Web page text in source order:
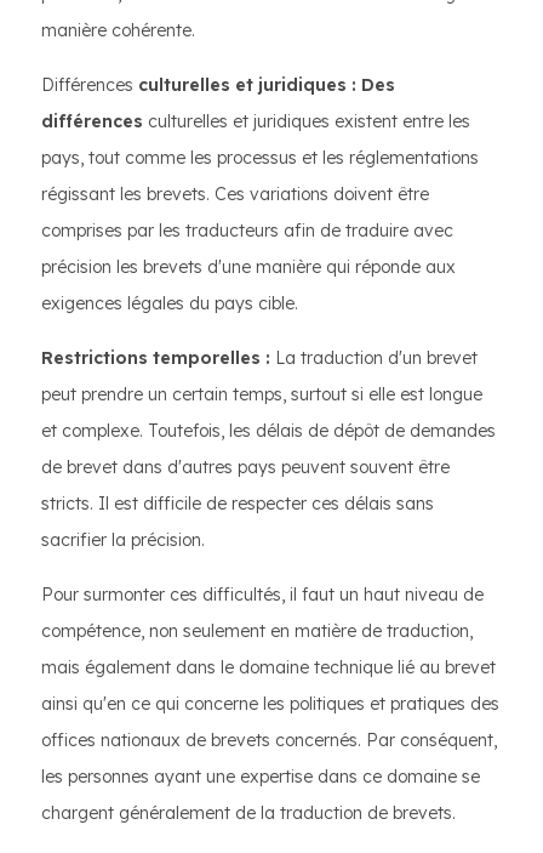
manière cohérente.
Différences culturelles et juridiques : Des
différences culturelles et juridiques existent entre les
pays, tout comme les processus et les réglementations
régissant les brevets. Ces variations doivent être
comprises par les traducteurs afin de traduire avec
précision les brevets d'une manière qui réponde aux
exigences légales du pays cible.
Restrictions temporelles : La traduction d'un brevet
peut prendre un certain temps, surtout si elle est longue
et complexe. Toutefois, les délais de dépôt de demandes
de brevet dans d'autres pays peuvent souvent être
stricts. Il est difficile de respecter ces délais sans
sacrifier la précision.
Pour surmonter ces difficultés, il faut un haut niveau de
compétence, non seulement en matière de traduction,
mais également dans le domaine technique lié au brevet
ainsi qu'en ce qui concerne les politiques et pratiques des
offices nationaux de brevets concernés. Par conséquent,
les personnes ayant une expertise dans ce domaine se
chargent généralement de la traduction de brevets.